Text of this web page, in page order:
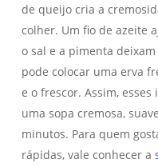
de queijo cria a
colher. Um fio de azeite
o sal e a pimenta
pode colocar uma erva
e o frescor. Assim,
uma sopa cremosa,
minutos. Para quem
rápidas, vale conhecer a